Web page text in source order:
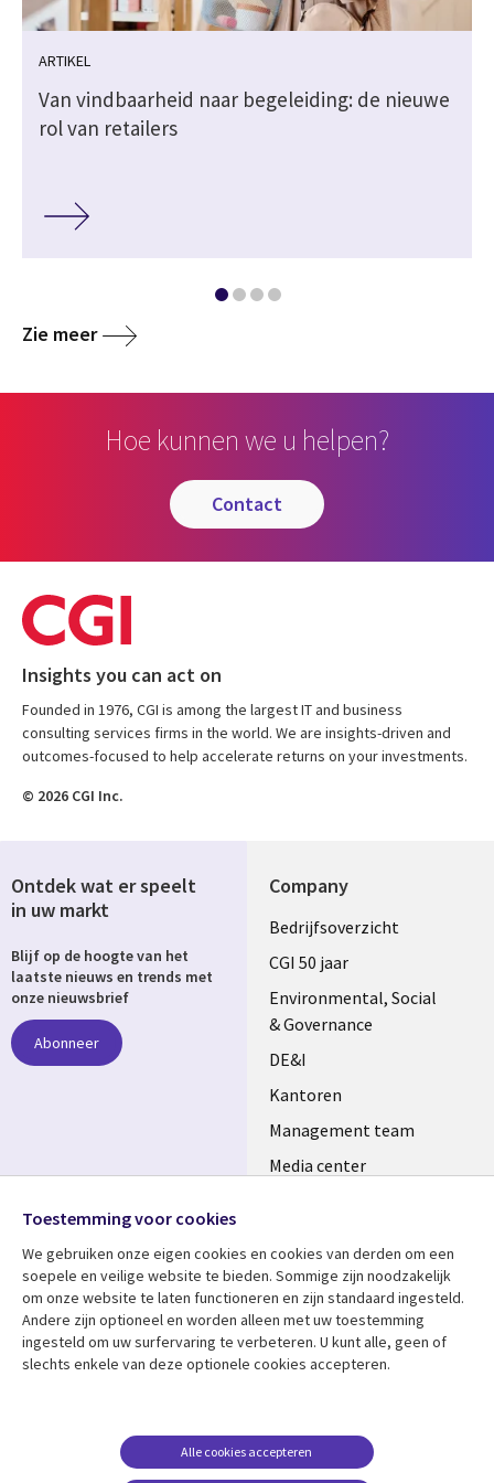
ARTIKEL
Van vindbaarheid naar begeleiding: de nieuwe
rol van retailers
Zie meer
Hoe kunnen we u helpen?
contact
Insights you can act on
Founded in 1976, CGI is among the largest IT and business
consulting services firms in the world. We are insights-driven and
outcomes-focused to help accelerate returns on your investments.
© 2026 CGI Inc.
Company
Useful
links
NETHERLANDS
Bedrijfsoverzicht
CGI 50 jaar
Environmental, Social
& Governance
DE&I
Kantoren
Management team
Media center
Bekijk meer
Library
NETHERLANDS
Artikelen
Support
Legal
Disclaimer
Cookie management
Ontdek wat er speelt
in uw markt
Blijf op de hoogte van het
laatste nieuws en trends met
onze nieuwsbrief
Abonneer
Media
NETHERLANDS
Toestemming voor cookies
We gebruiken onze eigen cookies en cookies van derden om een ​​
soepele en veilige website te bieden. Sommige zijn noodzakelijk
om onze website te laten functioneren en zijn standaard ingesteld.
Andere zijn optioneel en worden alleen met uw toestemming
ingesteld om uw surfervaring te verbeteren. U kunt alle, geen of
slechts enkele van deze optionele cookies accepteren.
Alle cookies accepteren